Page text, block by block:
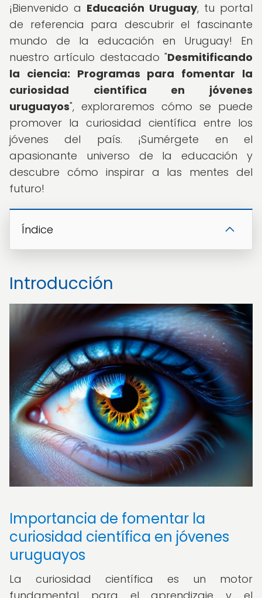
¡Bienvenido a Educación Uruguay, tu portal
de referencia para descubrir el fascinante
mundo de la educación en Uruguay! En
nuestro artículo destacado "Desmitificando
la ciencia: Programas para fomentar la
curiosidad científica en jóvenes
uruguayos", exploraremos cómo se puede
promover la curiosidad científica entre los
jóvenes del país. ¡Sumérgete en el
apasionante universo de la educación y
descubre cómo inspirar a las mentes del
futuro!
Índice
Introducción
Importancia de fomentar la
curiosidad científica en jóvenes
uruguayos
La curiosidad científica es un motor